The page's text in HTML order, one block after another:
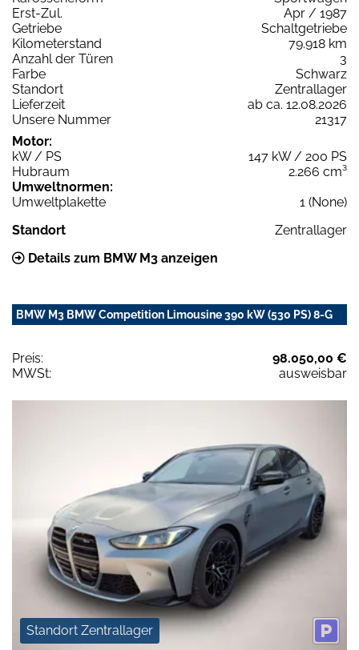
Erst-Zul.
Apr / 1987
Getriebe
Schaltgetriebe
Kilometerstand
79.918 km
Anzahl der Türen
3
Farbe
Schwarz
Standort
Zentrallager
Lieferzeit
ab ca. 12.08.2026
Unsere Nummer
21317
Motor:
kW / PS
147 kW / 200 PS
Hubraum
2.266 cm³
Umweltnormen:
Umweltplakette
1 (None)
Standort
Zentrallager
Details zum BMW M3 anzeigen
BMW M3 BMW Competition Limousine 390 kW (530 PS) 8-G
Preis:
98.050,00 €
MWSt:
ausweisbar
Standort Zentrallager